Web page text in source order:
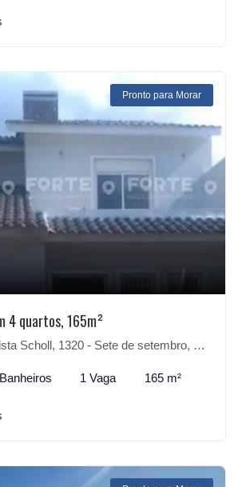
Pronto para Morar
4 quartos, 165m²
1320 - Sete de setembro, São Lourenço do Sul-RS
1 Vaga 165 m²